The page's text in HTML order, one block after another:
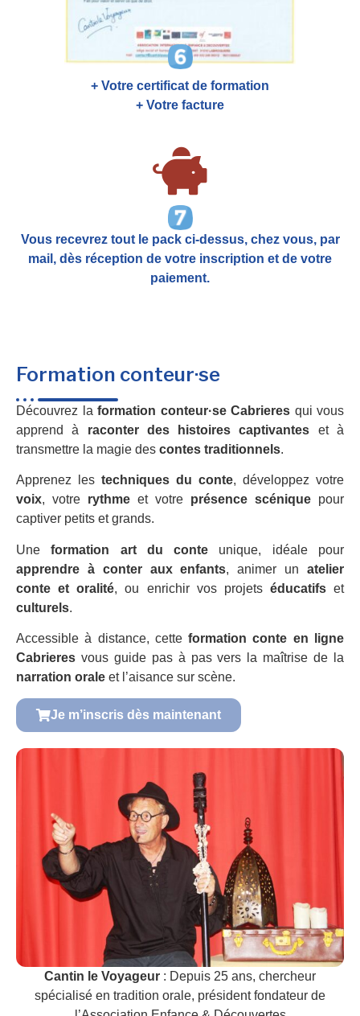
+ Votre certificat de formation
+ Votre facture
Vous recevrez tout le pack ci-dessus, chez vous, par
mail, dès réception de votre inscription et de votre
paiement.
Formation conteur·se
Découvrez la formation conteur·se Cabrieres qui vous
apprend à raconter des histoires captivantes et à
transmettre la magie des contes traditionnels.
Apprenez les techniques du conte, développez votre
voix, votre rythme et votre présence scénique pour
captiver petits et grands.
Uneformation art du conte unique, idéale pour
apprendre à conter aux enfants, animer unatelier
conte et oralité, ou enrichir vos projets éducatifset
culturels.
Accessible à distance, cetteformation conte en ligne
Cabrieres vous guide pas à pas vers la maîtrise de la
narration orale et l’aisance sur scène.
Je m’inscris dès maintenant
Cantin le Voyageur : Depuis 25 ans, chercheur
spécialisé en tradition orale, président fondateur de